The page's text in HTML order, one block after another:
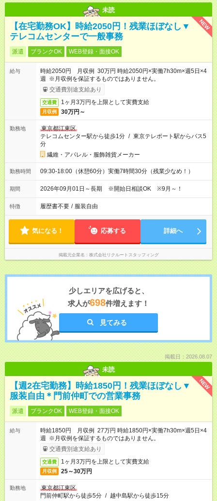
未読
NEW
【在宅勤務OK】時給2050円！残業ほぼなし▼
テレコムセンターで一般事務
派遣 ブランクOK WEB登録・面接OK
給与
時給2050円 月収例 30万円 時給2050円×実働7h30m×週5日×4
週 ※月収例を保証するものではありません。
交通費別途支給あり
交通費 1ヶ月3万円を上限として実費支給
月収例 30万円～
勤務地
東京都江東区
テレコムセンター駅から徒歩1分 / 東京テレポート駅からバス5
分
繊維・アパレル・服飾雑貨メーカー
勤務時間 09:30-18:00（休憩60分）実働7時間30分（残業少なめ！）
期間 2026年09月01日～長期 ※開始日相談OK ※9月～！
特徴 履歴書不要 / 服装自由
気になる！ 応募する 詳細へ
掲載元企業名 株式会社リクルートスタッフィング
少しエリアを広げると、
求人が698件増えます！
見てみる
掲載日：2026.08.07
未読
NEW
【週2在宅勤務】時給1850円！残業ほぼなし▼
服装自由＊門前仲町での営業事務
派遣 ブランクOK WEB登録・面接OK
給与
時給1850円 月収例 27万円 時給1850円×実働7h30m×週5日×4
週 ※月収例を保証するものではありません。
交通費別途支給あり
交通費 1ヶ月3万円を上限として実費支給
月収例 25～30万円
勤務地
東京都江東区
門前仲町駅から徒歩5分 / 越中島駅から徒歩15分